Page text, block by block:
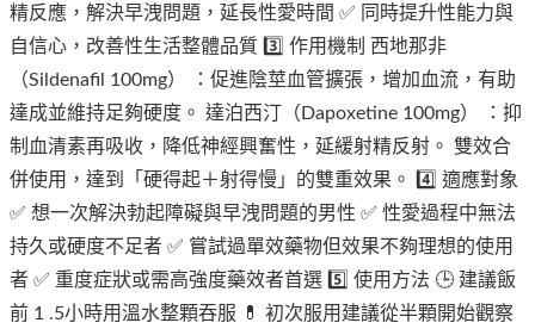
精反應，解決早洩問題，延長性愛時間 ✅ 同時提升性能力與
自信心，改善性生活整體品質 3️⃣ 作用機制 西地那非
（Sildenafil 100mg） ：促進陰莖血管擴張，增加血流，有助
達成並維持足夠硬度。 達泊西汀（Dapoxetine 100mg） ：抑
制血清素再吸收，降低神經興奮性，延緩射精反射。 雙效合
併使用，達到「硬得起＋射得慢」的雙重效果。 4️⃣ 適應對象
✅ 想一次解決勃起障礙與早洩問題的男性 ✅ 性愛過程中無法
持久或硬度不足者 ✅ 嘗試過單效藥物但效果不夠理想的使用
者 ✅ 重度症狀或需高強度藥效者首選 5️⃣ 使用方法 🕒 建議飯
前 1 .5小時用溫水整顆吞服 💊 初次服用建議從半顆開始觀察